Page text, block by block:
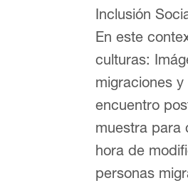
Inclusión
En este
culturas:
migraciones
encuentro
muestra para
hora de
personas